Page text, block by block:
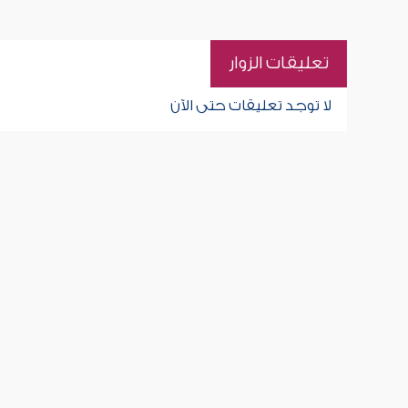
تعليقات الزوار
لا توجد تعليقات حتى الآن